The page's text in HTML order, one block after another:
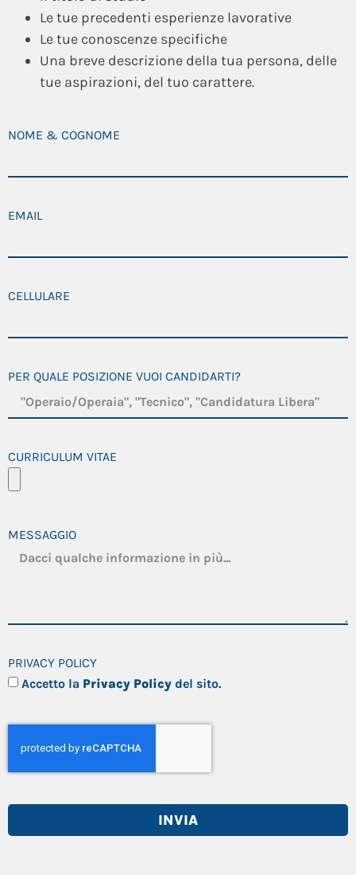
Le tue precedenti esperienze lavorative
Le tue conoscenze specifiche
Una breve descrizione della tua persona, delle
tue aspirazioni, del tuo carattere.
NOME & COGNOME
EMAIL
CELLULARE
PER QUALE POSIZIONE VUOI CANDIDARTI?
CURRICULUM VITAE
MESSAGGIO
PRIVACY POLICY
Accetto la Privacy Policy del sito.
INVIA